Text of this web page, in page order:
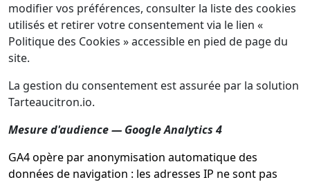
modifier vos préférences, consulter la liste des cookies
utilisés et retirer votre consentement via le lien «
Politique des Cookies » accessible en pied de page du
site.
La gestion du consentement est assurée par la solution
Tarteaucitron.io.
Mesure d'audience — Google Analytics 4
GA4 opère par anonymisation automatique des
données de navigation : les adresses IP ne sont pas